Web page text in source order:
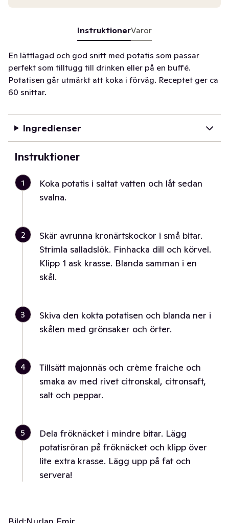
InstruktionerVaror
En lättlagad och god snitt med potatis som passar
perfekt som tilltugg till drinken eller på en buffé.
Potatisen går utmärkt att koka i förväg. Receptet ger ca
60 snittar.
Ingredienser
Instruktioner
1
Koka potatis i saltat vatten och låt sedan
svalna.
2
Skär avrunna kronärtskockor i små bitar.
Strimla salladslök. Finhacka dill och körvel.
Klipp 1 ask krasse. Blanda samman i en
skål.
3
Skiva den kokta potatisen och blanda ner i
skålen med grönsaker och örter.
4
Tillsätt majonnäs och crème fraiche och
smaka av med rivet citronskal, citronsaft,
salt och peppar.
5
Dela fröknäcket i mindre bitar. Lägg
potatisröran på fröknäcket och klipp över
lite extra krasse. Lägg upp på fat och
servera!